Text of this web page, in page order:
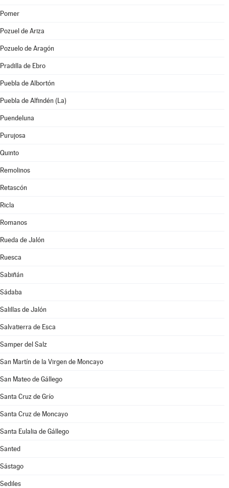
Pomer
Pozuel de Ariza
Pozuelo de Aragón
Pradilla de Ebro
Puebla de Albortón
Puebla de Alfindén (La)
Puendeluna
Purujosa
Quinto
Remolinos
Retascón
Ricla
Romanos
Rueda de Jalón
Ruesca
Sabiñán
Sádaba
Salillas de Jalón
Salvatierra de Esca
Samper del Salz
San Martín de la Virgen de Moncayo
San Mateo de Gállego
Santa Cruz de Grío
Santa Cruz de Moncayo
Santa Eulalia de Gállego
Santed
Sástago
Sediles